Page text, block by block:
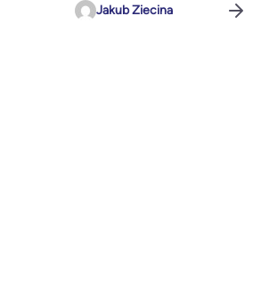
Jakub Ziecina